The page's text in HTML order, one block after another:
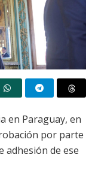
en Paraguay, en
por parte
adhesión de ese